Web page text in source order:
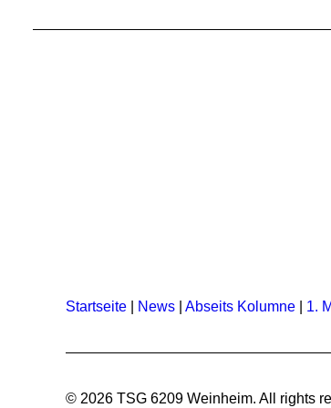
Startseite News Abseits Kolumne 1.
© 2026 TSG 6209 Weinheim. All rights